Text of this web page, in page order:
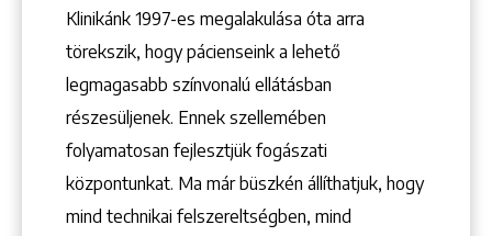
+36 1 222 7250
+36 1 222 9150
1148 Budapest, Örs vezér tere 2.
Klinikánk 1997-­es megalakulása óta arra
törekszik, hogy pácienseink a lehető
legmagasabb színvonalú ellátásban
részesüljenek. Ennek szellemében
folyamatosan fejlesztjük fogászati
központunkat. Ma már büszkén állíthatjuk, hogy
mind technikai felszereltségben, mind